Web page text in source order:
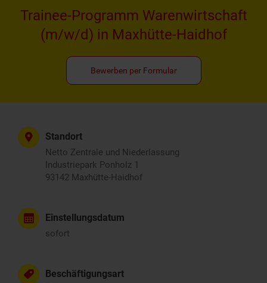
Trainee-Programm Warenwirtschaft
(m/w/d) in Maxhütte-Haidhof
Bewerben per Formular
Standort
Netto Zentrale und Niederlassung
Industriepark Ponholz 1
93142 Maxhütte-Haidhof
Einstellungsdatum
sofort
Beschäftigungsart